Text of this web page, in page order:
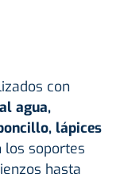
con
agua,
lápices
los soportes
hasta